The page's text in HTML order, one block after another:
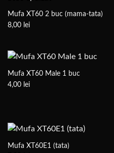
Mufa XT60 2 buc (mama-tata)
8,00 lei
Mufa XT60 Male 1 buc
4,00 lei
Mufa XT60E1 (tata)